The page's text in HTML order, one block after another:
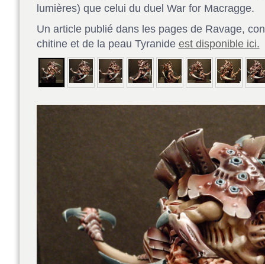
lumières) que celui du duel War for Macragge.
Un article publié dans les pages de Ravage,
chitine et de la peau Tyranide est disponible ici.